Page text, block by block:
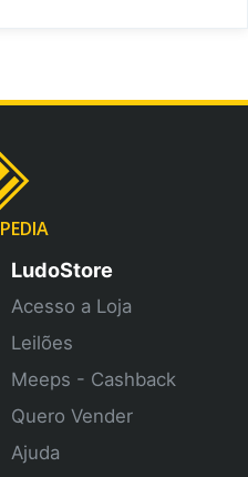
PEDIA
LudoStore
Acesso a Loja
Leilões
Meeps - Cashback
Quero Vender
Ajuda